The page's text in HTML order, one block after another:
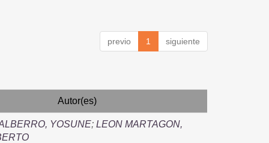
previo 1 siguiente
Autor(es)
YOSUNE; LEON MARTAGON,